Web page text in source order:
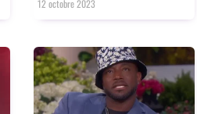
12 octobre 2023